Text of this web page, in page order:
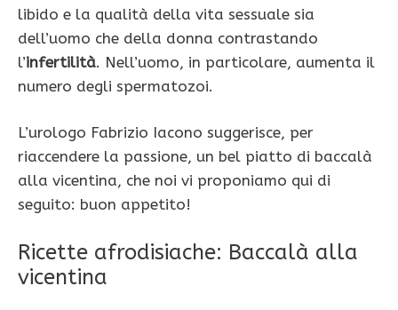
libido e la qualità della vita sessuale sia
dell’uomo che della donna contrastando
l’infertilità. Nell’uomo, in particolare, aumenta il
numero degli spermatozoi.
L’urologo Fabrizio Iacono suggerisce, per
riaccendere la passione, un bel piatto di baccalà
alla vicentina, che noi vi proponiamo qui di
seguito: buon appetito!
Ricette afrodisiache: Baccalà alla
vicentina